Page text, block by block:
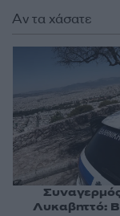
Αν τα χάσατε
Λυκαβηττό: